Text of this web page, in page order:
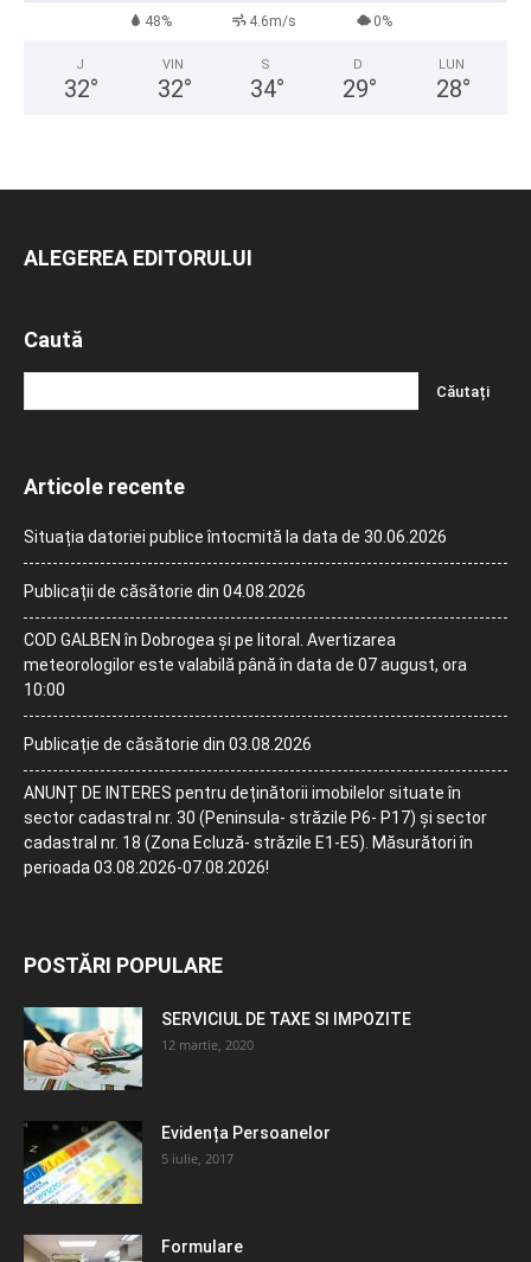
48% 4.6m/s 0%
J
32°
VIN
32°
S
34°
D
29°
LUN
28°
ALEGEREA EDITORULUI
Caută
Articole recente
Situația datoriei publice întocmită la data de 30.06.2026
Publicații de căsătorie din 04.08.2026
COD GALBEN în Dobrogea și pe litoral. Avertizarea
meteorologilor este valabilă până în data de 07 august, ora
10:00
Publicație de căsătorie din 03.08.2026
ANUNȚ DE INTERES pentru deținătorii imobilelor situate în
sector cadastral nr. 30 (Peninsula- străzile P6- P17) și sector
cadastral nr. 18 (Zona Ecluză- străzile E1-E5). Măsurători în
perioada 03.08.2026-07.08.2026!
POSTĂRI POPULARE
SERVICIUL DE TAXE SI IMPOZITE
12 martie, 2020
Evidența Persoanelor
5 iulie, 2017
Formulare